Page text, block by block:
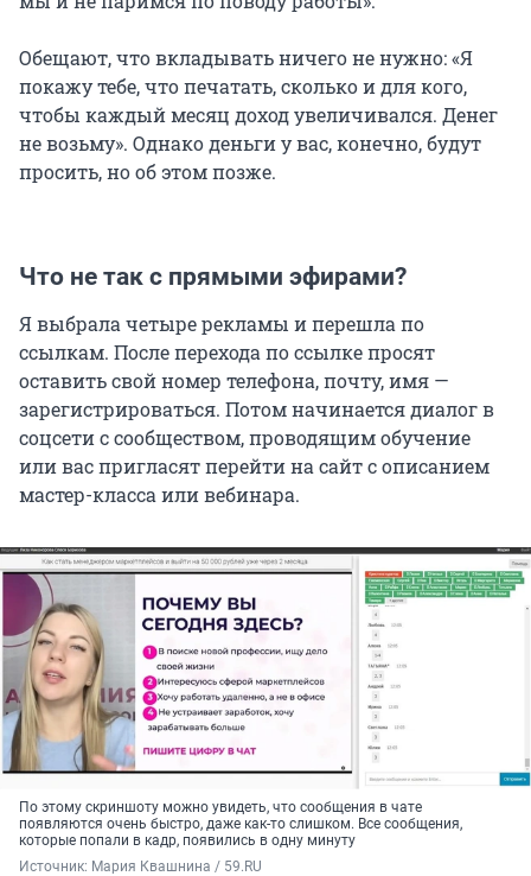
Обещают, что вкладывать ничего не нужно: «Я
покажу тебе, что печатать, сколько и для кого,
чтобы каждый месяц доход увеличивался. Денег
не возьму». Однако деньги у вас, конечно, будут
просить, но об этом позже.
Что не так с прямыми эфирами?
Я выбрала четыре рекламы и перешла по
ссылкам. После перехода по ссылке просят
оставить свой номер телефона, почту, имя —
зарегистрироваться. Потом начинается диалог в
соцсети с сообществом, проводящим обучение
или вас пригласят перейти на сайт с описанием
мастер-класса или вебинара.
По этому скриншоту можно увидеть, что сообщения в чате
появляются очень быстро, даже как-то слишком. Все сообщения,
которые попали в кадр, появились в одну минуту
Источник: Мария Квашнина / 59.RU